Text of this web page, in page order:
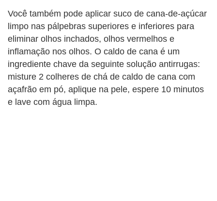
Você também pode aplicar suco de cana-de-açúcar
limpo nas pálpebras superiores e inferiores para
eliminar olhos inchados, olhos vermelhos e
inflamação nos olhos. O caldo de cana é um
ingrediente chave da seguinte solução antirrugas:
misture 2 colheres de chá de caldo de cana com
açafrão em pó, aplique na pele, espere 10 minutos
e lave com água limpa.